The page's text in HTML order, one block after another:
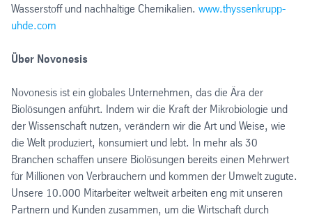
Wasserstoff und nachhaltige Chemikalien. www.thyssenkrupp-
uhde.com
Über Novonesis
Novonesis ist ein globales Unternehmen, das die Ära der
Biolösungen anführt. Indem wir die Kraft der Mikrobiologie und
der Wissenschaft nutzen, verändern wir die Art und Weise, wie
die Welt produziert, konsumiert und lebt. In mehr als 30
Branchen schaffen unsere Biolösungen bereits einen Mehrwert
für Millionen von Verbrauchern und kommen der Umwelt zugute.
Unsere 10.000 Mitarbeiter weltweit arbeiten eng mit unseren
Partnern und Kunden zusammen, um die Wirtschaft durch